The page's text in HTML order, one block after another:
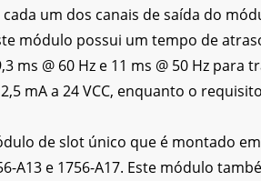
um dos canais de saída do
módulo possui um tempo de
ms @ 60 Hz e 11 ms @ 50 Hz
2,5 mA a 24 VCC, enquanto o
de slot único que é montado
A13 e 1756-A17. Este módulo